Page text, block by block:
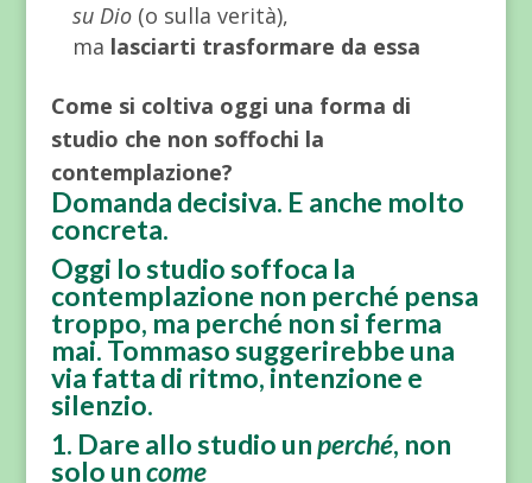
su Dio(o sulla verità),
ma lasciarti trasformare da essa
Come si coltiva oggi una forma di
studio che non soffochi la
contemplazione?
Domanda decisiva. E anche molto
concreta.
Oggi lo studio soffoca la
contemplazione non perché pensa
troppo, ma perché non si ferma
mai. Tommaso suggerirebbe una
via fatta di ritmo, intenzione e
silenzio.
1. Dare allo studio unperché, non
solo uncome